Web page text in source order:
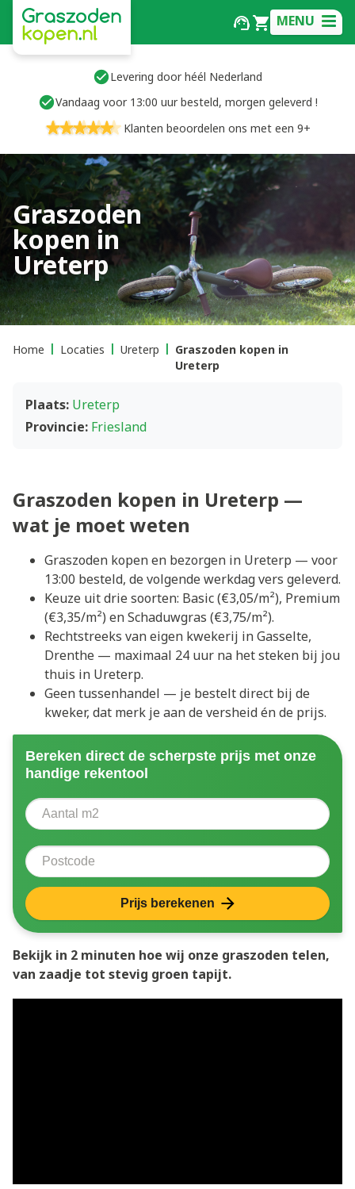
MENU
Levering door héél Nederland
Vandaag voor 13:00 uur besteld, morgen geleverd !
Klanten beoordelen ons met een 9+
Graszoden
kopen in
Ureterp
Home Locaties Ureterp
Graszoden kopen in
Ureterp
Plaats: Ureterp
Provincie: Friesland
Graszoden kopen in Ureterp —
wat je moet weten
Graszoden kopen en bezorgen in Ureterp — voor
13:00 besteld, de volgende werkdag vers geleverd.
Keuze uit drie soorten: Basic (€3,05/m²), Premium
(€3,35/m²) en Schaduwgras (€3,75/m²).
Rechtstreeks van eigen kwekerij in Gasselte,
Drenthe — maximaal 24 uur na het steken bij jou
thuis in Ureterp.
Geen tussenhandel — je bestelt direct bij de
kweker, dat merk je aan de versheid én de prijs.
Bereken direct de scherpste prijs met onze
handige rekentool
Aantal vierkante meter
Postcode
Prijs berekenen
Bekijk in 2 minuten hoe wij onze graszoden telen,
van zaadje tot stevig groen tapijt.